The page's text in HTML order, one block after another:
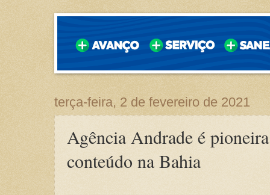
terça-feira, 2 de fevereiro de 2021
Agência Andrade é
conteúdo na Bahia